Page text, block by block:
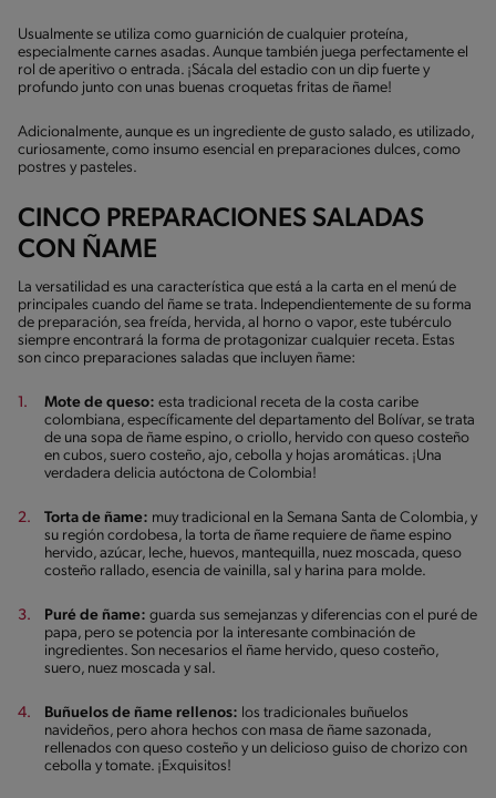
Usualmente se utiliza como guarnición de cualquier proteína,
especialmente carnes asadas. Aunque también juega perfectamente el
rol de aperitivo o entrada. ¡Sácala del estadio con un dip fuerte y
profundo junto con unas buenas croquetas fritas de ñame!
Adicionalmente, aunque es un ingrediente de gusto salado, es utilizado,
curiosamente, como insumo esencial en preparaciones dulces, como
postres y pasteles.
CINCO PREPARACIONES SALADAS
CON ÑAME
La versatilidad es una característica que está a la carta en el menú de
principales cuando del ñame se trata. Independientemente de su forma
de preparación, sea freída, hervida, al horno o vapor, este tubérculo
siempre encontrará la forma de protagonizar cualquier receta. Estas
son cinco preparaciones saladas que incluyen ñame:
Mote de queso: esta tradicional receta de la costa caribe
colombiana, específicamente del departamento del Bolívar, se trata
de una sopa de ñame espino, o criollo, hervido con queso costeño
en cubos, suero costeño, ajo, cebolla y hojas aromáticas. ¡Una
verdadera delicia autóctona de Colombia!
Torta de ñame: muy tradicional en la Semana Santa de Colombia, y
su región cordobesa, la torta de ñame requiere de ñame espino
hervido, azúcar, leche, huevos, mantequilla, nuez moscada, queso
costeño rallado, esencia de vainilla, sal y harina para molde.
Puré de ñame: guarda sus semejanzas y diferencias con el puré de
papa, pero se potencia por la interesante combinación de
ingredientes. Son necesarios el ñame hervido, queso costeño,
suero, nuez moscada y sal.
Buñuelos de ñame rellenos: los tradicionales buñuelos
navideños, pero ahora hechos con masa de ñame sazonada,
rellenados con queso costeño y un delicioso guiso de chorizo con
cebolla y tomate. ¡Exquisitos!